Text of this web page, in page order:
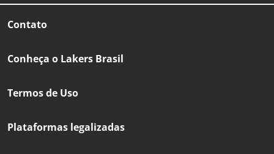
Contato
Conheça o Lakers Brasil
Termos de Uso
Plataformas legalizadas